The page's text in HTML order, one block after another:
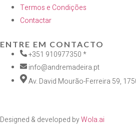
Termos e Condições
Contactar
ENTRE EM CONTACTO
+351 910977350 *
info@andremadeira.pt
Av. David Mourão-Ferreira 59,
Designed & developed byWola.ai